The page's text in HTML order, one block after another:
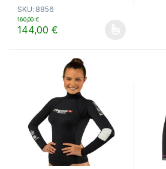
SKU: 8856
144,00€
160,00€
Questo prodotto ha più varianti. Le